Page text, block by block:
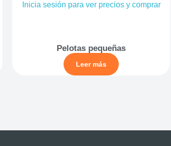
Inicia sesión para ver precios y comprar
Pelotas pequeñas
Leer más